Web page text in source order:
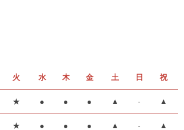
火 水 木 金 土 日 祝
★ ● ● ● ▲ - ▲
★ ● ● ● ▲ - ▲